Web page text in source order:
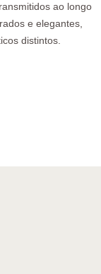
ao longo
e elegantes,
distintos.